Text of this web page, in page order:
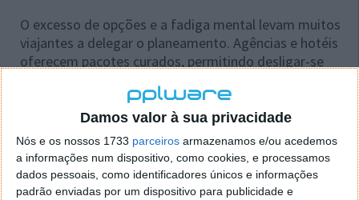
Damos valor à sua privacidade
Nós e os nossos 1733 parceiros armazenamos e/ou acedemos
a informações num dispositivo, como cookies, e processamos
dados pessoais, como identificadores únicos e informações
padrão enviadas por um dispositivo para publicidade e
O excesso de opções e a fadiga mental levam muitos
viajantes a delegar o planeamento. Agências e hotéis
oferecem pacotes curados, permitindo desligar-se